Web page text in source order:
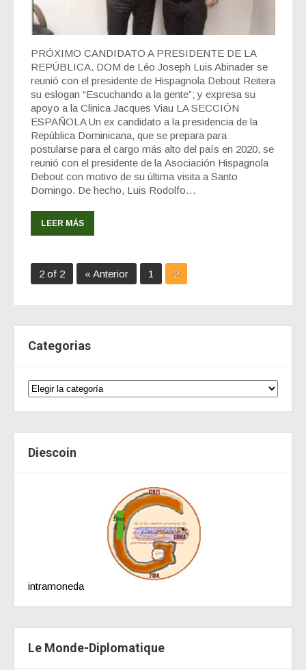
PRÓXIMO CANDIDATO A PRESIDENTE DE LA
REPÚBLICA. DOM de Léo Joseph Luis Abinader se
reunió con el presidente de Hispagnola Debout Reitera
su eslogan “Escuchando a la gente”; y expresa su
apoyo a la Clinica Jacques Viau LA SECCIÓN
ESPAÑOLA Un ex candidato a la presidencia de la
República Dominicana, que se prepara para
postularse para el cargo más alto del país en 2020, se
reunió con el presidente de la Asociación Hispagnola
Debout con motivo de su última visita a Santo
Domingo. De hecho, Luis Rodolfo…
LEER MÁS
2 of 2 « Anterior 1 2
Categorias
Diescoin
intramoneda
Le Monde-Diplomatique